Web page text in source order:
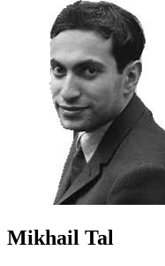
Mikhail Tal